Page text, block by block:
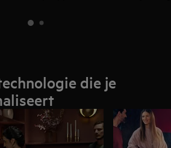
die je